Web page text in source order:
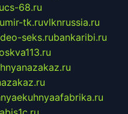
cs-68.ru
mir-tk.ruvlknrussia.ru
seks.rubankaribi.ru